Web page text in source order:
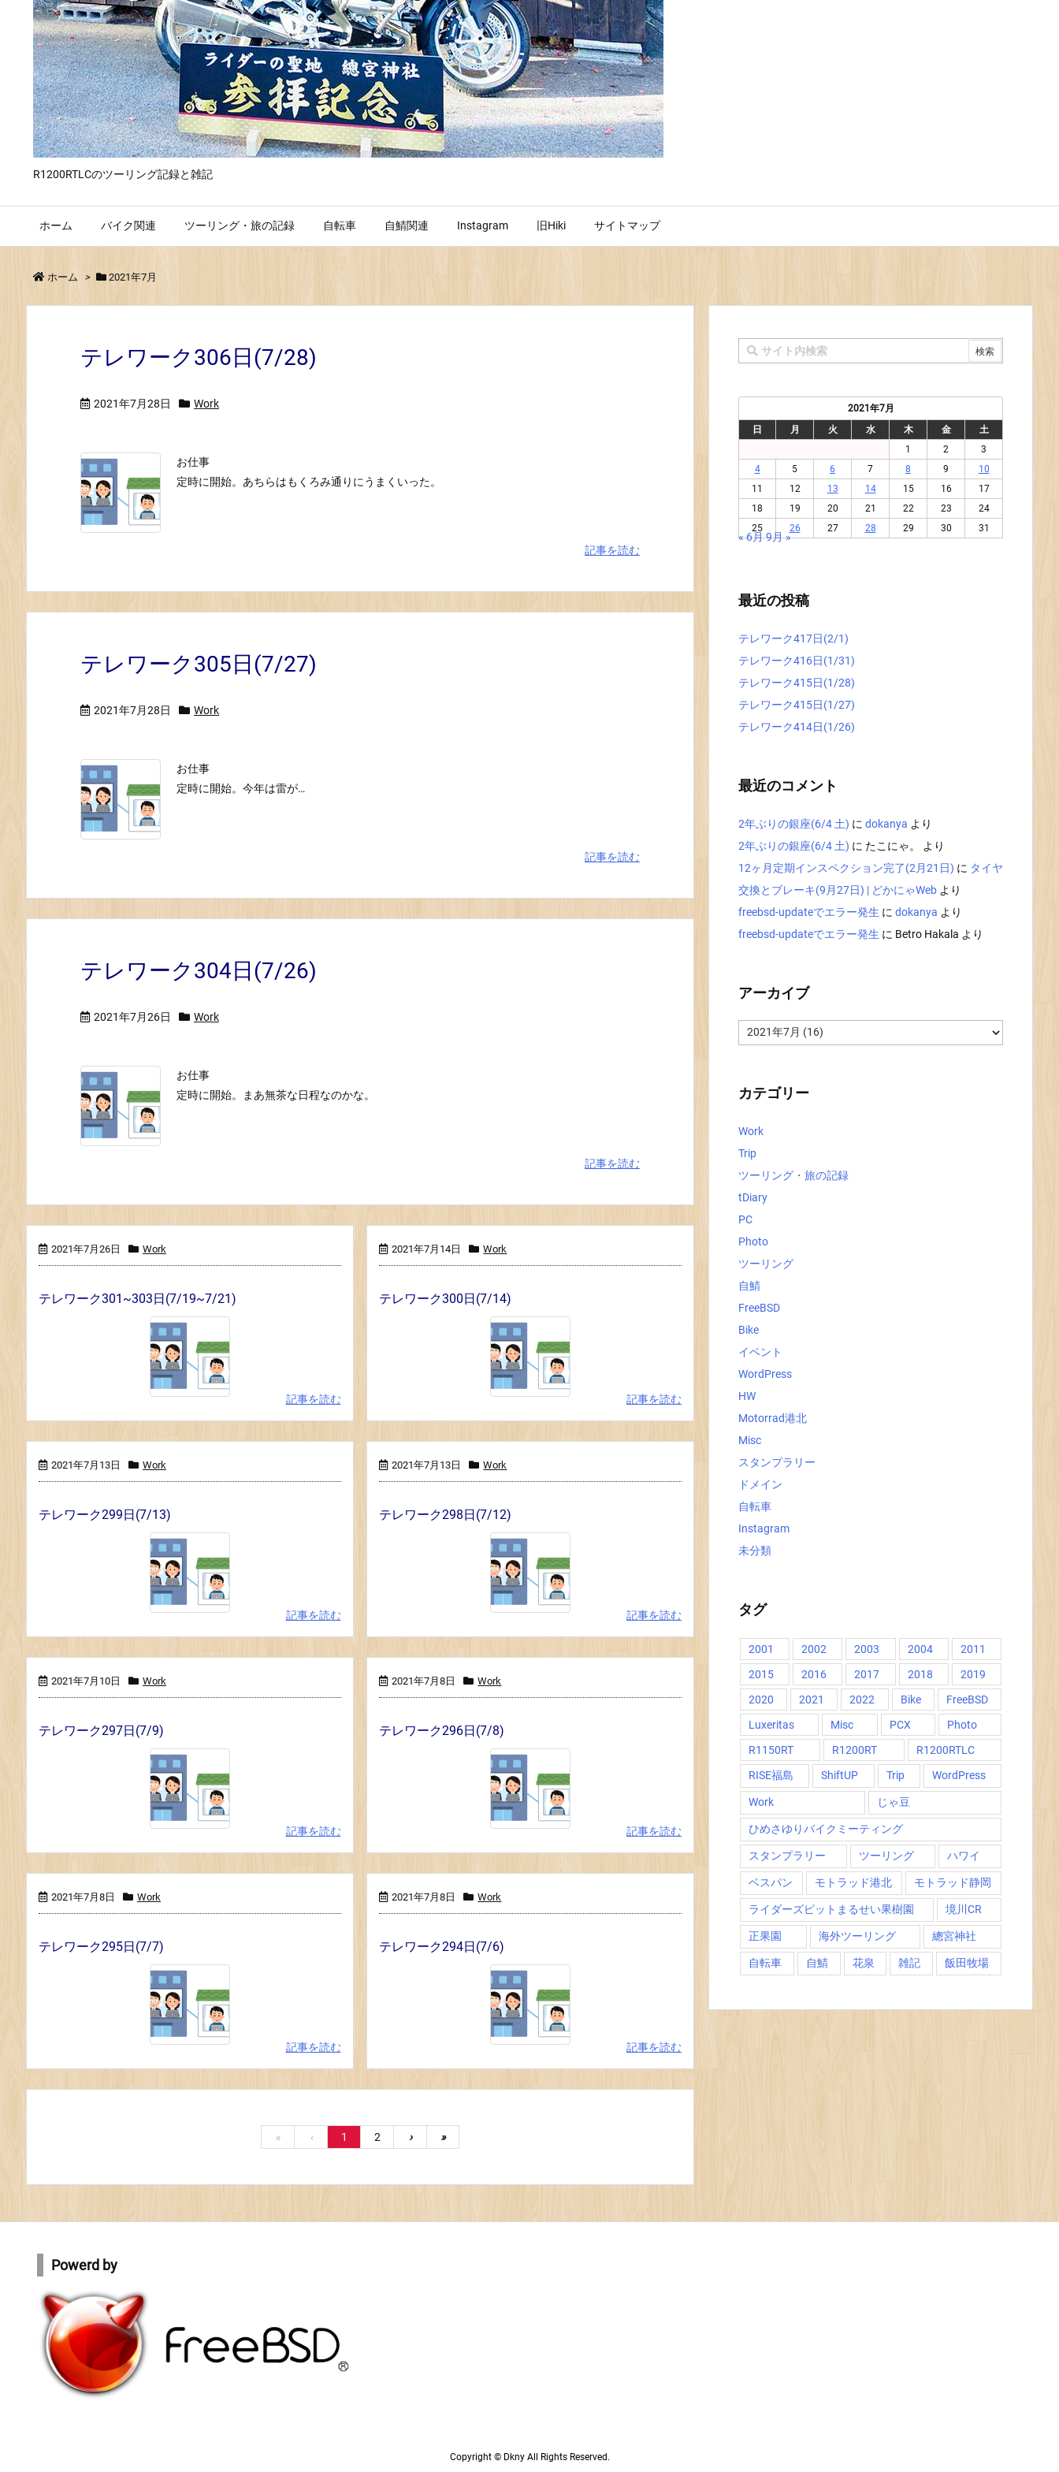
R1200RTLCのツーリング記録と雑記
ホーム バイク関連 ツーリング・旅の記録 自転車 自鯖関連 Instagram 旧Hiki サイトマップ
ホーム > 2021年7月
テレワーク306日(7/28)
2021年7月28日 Work
お仕事
定時に開始。あちらはもくろみ通りにうまくいった。
記事を読む
テレワーク305日(7/27)
2021年7月28日 Work
お仕事
定時に開始。今年は雷が…
記事を読む
テレワーク304日(7/26)
2021年7月26日 Work
お仕事
定時に開始。まあ無茶な日程なのかな。
記事を読む
2021年7月26日 Work
テレワーク301~303日(7/19~7/21)
記事を読む
2021年7月14日 Work
テレワーク300日(7/14)
記事を読む
2021年7月13日 Work
テレワーク299日(7/13)
記事を読む
2021年7月13日 Work
テレワーク298日(7/12)
記事を読む
2021年7月10日 Work
テレワーク297日(7/9)
記事を読む
2021年7月8日 Work
テレワーク296日(7/8)
記事を読む
2021年7月8日 Work
テレワーク295日(7/7)
記事を読む
2021年7月8日 Work
テレワーク294日(7/6)
記事を読む
« ‹ 1 2 › »
2021年7月
日
月 火 水 木 金
土
1
2
3
4
5 6 7 8 9
10
11
12 13 14 15 16
17
18
19 20 21 22 23
24
25
26 27 28 29 30 31
« 6月9月 »
最近の投稿
テレワーク417日(2/1)
テレワーク416日(1/31)
テレワーク415日(1/28)
テレワーク415日(1/27)
テレワーク414日(1/26)
最近のコメント
2年ぶりの銀座(6/4 土) に dokanya より
2年ぶりの銀座(6/4 土) に たこにゃ。
より
12ヶ月定期インスペクション完了(2月21日) に タイヤ
交換とブレーキ(9月27日) | どかにゃWeb より
freebsd-updateでエラー発生 に dokanya より
freebsd-updateでエラー発生 に Betro Hakala より
アーカイブ
ア
ー
カテゴリー
Work
Trip
ツーリング・旅の記録
tDiary
PC
Photo
ツーリング
自鯖
FreeBSD
Bike
イベント
WordPress
HW
Motorrad港北
Misc
スタンプラリー
ドメイン
自転車
Instagram
未分類
タグ
2001 2002 2003 2004
2011
2015
2016 2017 2018
2019
2020
2021 2022 Bike
FreeBSD
Luxeritas
Misc PCX
Photo
R1150RT
R1200RT
R1200RTLC
RISE福島
ShiftUP Trip WordPress
Work じゃ豆
ひめさゆりバイクミーティング
スタンプラリー ツーリング ハワイ
ベスパン モトラッド港北 モトラッド静岡
ライダーズピットまるせい果樹園 境川CR
正果園 海外ツーリング 總宮神社
自転車 自鯖 花泉 雑記 飯田牧場
Powerd by
Copyright © DknyAll Rights Reserved.